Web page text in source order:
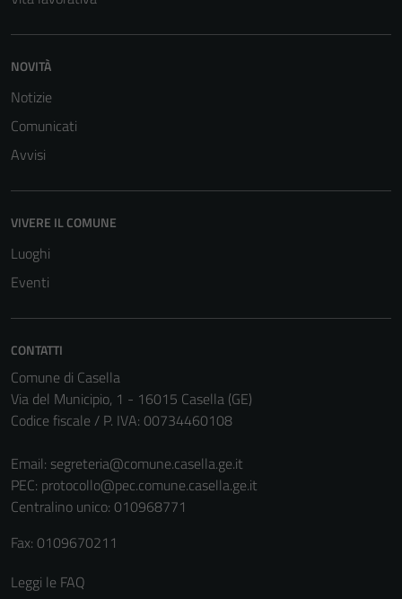
NOVITÀ
Notizie
Comunicati
Avvisi
VIVERE IL COMUNE
Luoghi
Eventi
CONTATTI
Comune di Casella
Via del Municipio, 1 - 16015 Casella (GE)
Codice fiscale / P. IVA: 00734460108
Email: segreteria@comune.casella.ge.it
PEC: protocollo@pec.comune.casella.ge.it
Centralino unico: 010968771
Fax: 0109670211
Leggi le FAQ